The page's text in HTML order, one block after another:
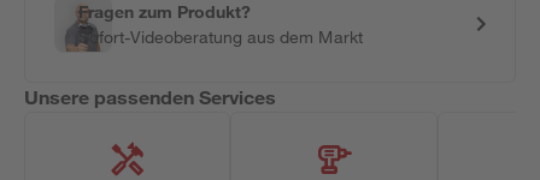
Fragen zum Produkt?
Sofort-Videoberatung aus dem Markt
Unsere passenden Services